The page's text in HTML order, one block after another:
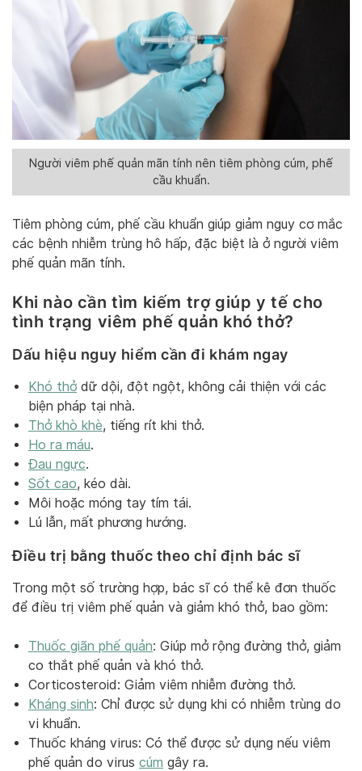
Người viêm phế quản mãn tính nên tiêm phòng cúm, phế
cầu khuẩn.
Tiêm phòng cúm, phế cầu khuẩn giúp giảm nguy cơ mắc
các bệnh nhiễm trùng hô hấp, đặc biệt là ở người viêm
phế quản mãn tính.
Khi nào cần tìm kiếm trợ giúp y tế cho
tình trạng viêm phế quản khó thở?
Dấu hiệu nguy hiểm cần đi khám ngay
Khó thở dữ dội, đột ngột, không cải thiện với các
biện pháp tại nhà.
Thở khò khè, tiếng rít khi thở.
Ho ra máu.
Đau ngực.
Sốt cao, kéo dài.
Môi hoặc móng tay tím tái.
Lú lẫn, mất phương hướng.
Điều trị bằng thuốc theo chỉ định bác sĩ
Trong một số trường hợp, bác sĩ có thể kê đơn thuốc
để điều trị viêm phế quản và giảm khó thở, bao gồm:
Thuốc giãn phế quản: Giúp mở rộng đường thở, giảm
co thắt phế quản và khó thở.
Corticosteroid: Giảm viêm nhiễm đường thở.
Kháng sinh: Chỉ được sử dụng khi có nhiễm trùng do
vi khuẩn.
Thuốc kháng virus: Có thể được sử dụng nếu viêm
phế quản do virus cúm gây ra.